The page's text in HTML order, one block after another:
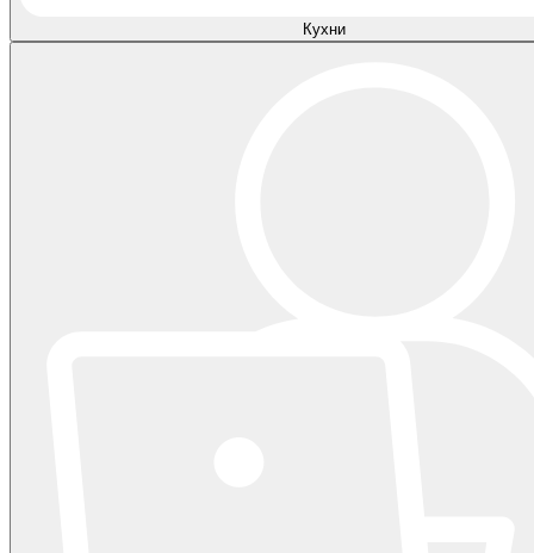
Кухни